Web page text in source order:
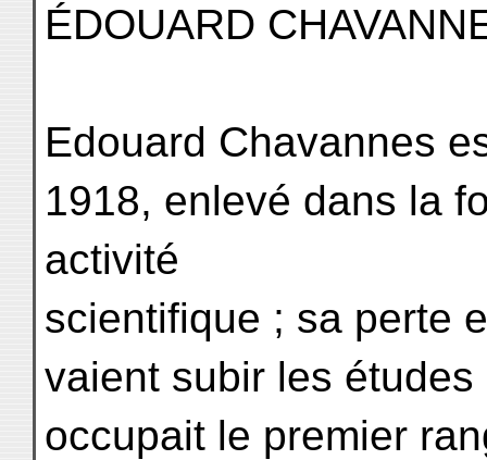
ÉDOUARD
Edouard Chavannes
1918, enlevé dans la
activité
scientifique ; sa perte
vaient subir les
occupait le premier